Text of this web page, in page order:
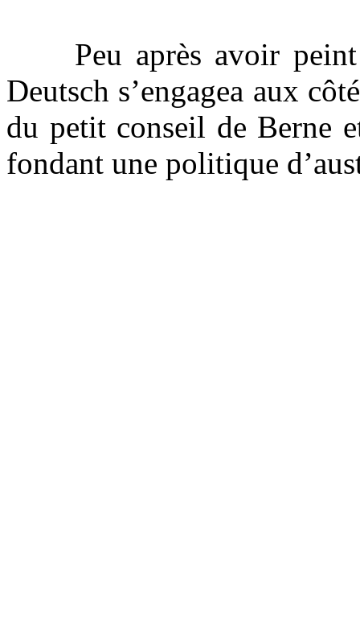
Peu après avoir peint
Deutsch s’engagea aux
du petit conseil de Berne
fondant une politique